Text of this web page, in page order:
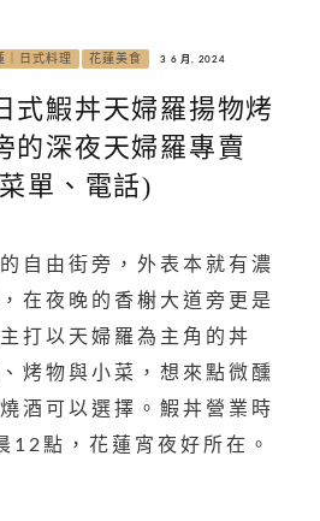
｜日式料理 花蓮美食 3 6 月, 2024
式鰕丼天婦羅揚物烤
的深夜天婦羅專賣
單、電話)
自由街旁，外表本就有濃
在夜晚的香榭大道旁更是
打以天婦羅為主角的丼
烤物與小菜，想來點微醺
酒可以選擇。鰕丼營業時
12點，花蓮宵夜好所在。